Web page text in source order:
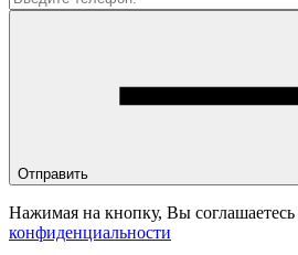
Отправить
Нажимая на кнопку, Вы соглашаетесь
конфиденциальности